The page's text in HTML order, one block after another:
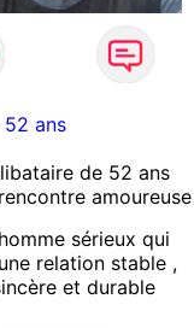
52 ans
de 52 ans
amoureuse
sérieux qui
relation stable ,
et durable